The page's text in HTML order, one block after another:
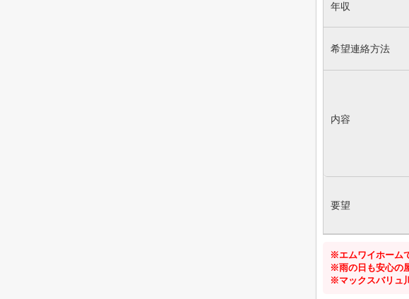
年収
希望連絡方法
内容
要望
※エムワイホーム
※雨の日も安心の
※マックスバリュ